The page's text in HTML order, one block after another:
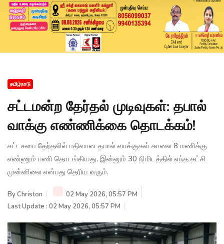
தமிழ்நாடு
சட்டமன்ற தேர்தல் முடிவுகள்: தபால்
வாக்கு எண்ணிக்கை தொடக்கம்!
சட்டசபை தேர்தலில் பதிவான தபால் வாக்குகள் காலை 8 மணிக்கு
எண்ணும் பணி தொடங்கியது. இன்னும் 30 நிமிடத்தில் எந்த கட்சி
முன்னிலை என்பது தெரிய வரும்.
ByChriston
02 May 2026, 05:57 PM
Last Update : 02 May 2026, 05:57 PM